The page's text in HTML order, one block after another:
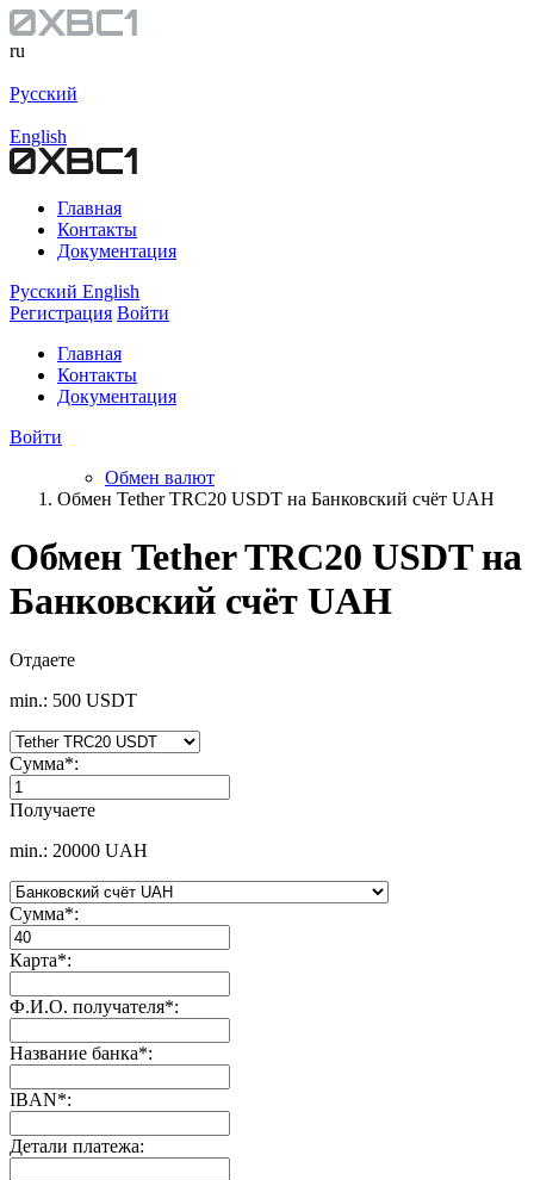
ru
Русский
English
Главная
Контакты
Документация
Русский English
Регистрация Войти
Главная
Контакты
Документация
Войти
Обмен валют
Обмен Tether TRC20 USDT на Банковский счёт UAH
Обмен Tether TRC20 USDT на
Банковский счёт UAH
Отдаете
min.: 500 USDT
Сумма*:
Получаете
min.: 20000 UAH
Сумма*:
Карта*:
Ф.И.О. получателя*:
Название банка*:
IBAN*:
Детали платежа: